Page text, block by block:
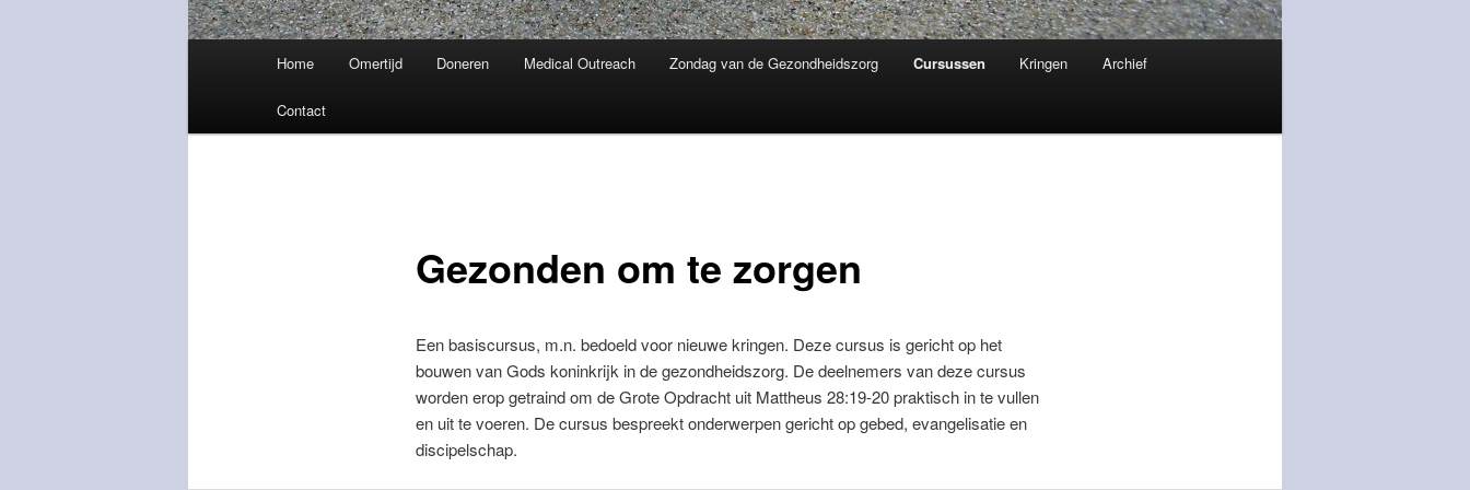
Home Omertijd Doneren Medical Outreach Zondag van de Gezondheidszorg Cursussen Kringen Archief
Contact
Gezonden om te zorgen
Een basiscursus, m.n. bedoeld voor nieuwe kringen. Deze cursus is gericht op het
bouwen van Gods koninkrijk in de gezondheidszorg. De deelnemers van deze cursus
worden erop getraind om de Grote Opdracht uit Mattheus 28:19-20 praktisch in te vullen
en uit te voeren. De cursus bespreekt onderwerpen gericht op gebed, evangelisatie en
discipelschap.